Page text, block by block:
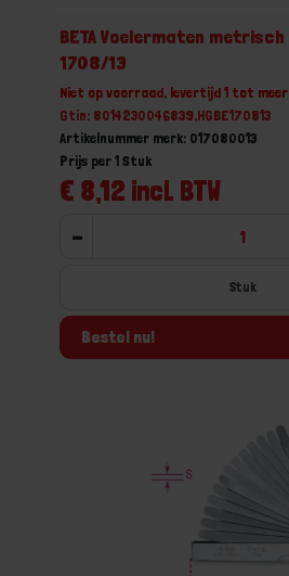
BETA Voelermaten
1708/13
Niet op voorraad, levertijd 1 tot
Gtin: 8014230046839,HGBE170813
Artikelnummer merk: 017080013
€ 8,12 incl. BTW
Prijs per 1 Stuk
-
Stuk
Bestel nu!